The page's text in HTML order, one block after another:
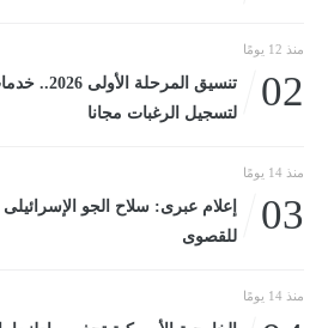
منذ 12 يومًا
02
تنسيق
لتسجيل الرغبات مجانا
منذ 14 يومًا
03
إعلام عبرى: سلاح الجو
للقصوى
منذ 14 يومًا